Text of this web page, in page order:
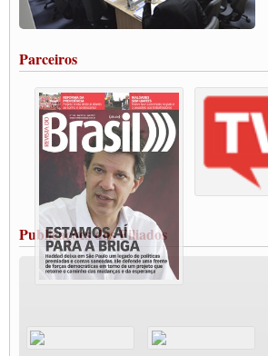
Rodoviários de Feira Santana fazem Assembleia para
salarial
Vacina Já: Lockdown de 24 horas dos trabalhadores em
Condutores de Guarulhos farão greve sanitária nesta
Paralisação dos Caminhoneiros na #BR285,
Rio Grande
Caminhoneiros bloqueiam duas faixas na Castello Branco
Modal-Live #13 Aumento da Violência Contra Mulher e
Trabalhadora em Tempos de Pandemia
MODAL-LIVE#12 POLÍTICAS PÚBLICAS DE
CLASSE TRABALHADORA E ELEIÇÕES NA
MODAL-LIVE#11 POLÍTICAS PÚBLICAS DE
JUVENTUDE DO TRANSPORTE: POR QUE
Fabio Primo testa positivo para Coronavírus, mas está
Modal-Live#9 Quais são os direitos dos trabalhador@s
Participe da Campanha Fora Bolsonaro
Parceiros
Publicações dos Filiados